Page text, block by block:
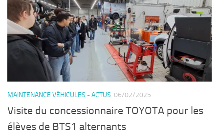
MAINTENANCE VÉHICULES - ACTUS 06/02/2025
Visite du concessionnaire TOYOTA pour les
élèves de BTS1 alternants